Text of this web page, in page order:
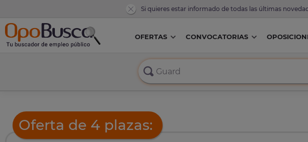
Si quieres estar informado de todas las últimas
OFERTAS CONVOCATORIAS
Oferta de 4 plazas: